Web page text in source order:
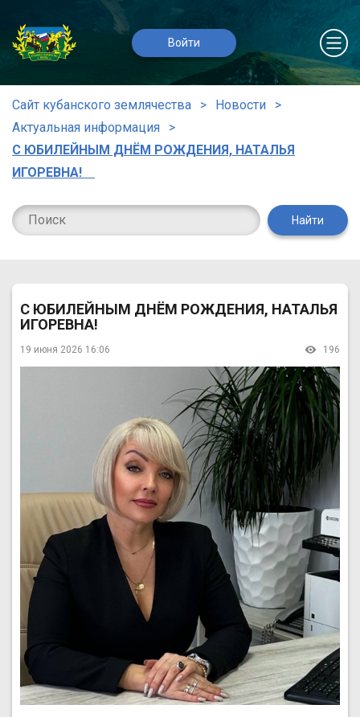
Войти
Сайт кубанского землячества
Новости
Актуальная информация
С ЮБИЛЕЙНЫМ ДНЁМ РОЖДЕНИЯ, НАТАЛЬЯ
ИГОРЕВНА!
Найти
С ЮБИЛЕЙНЫМ ДНЁМ РОЖДЕНИЯ, НАТАЛЬЯ
ИГОРЕВНА!
19 июня 2026 16:06 196